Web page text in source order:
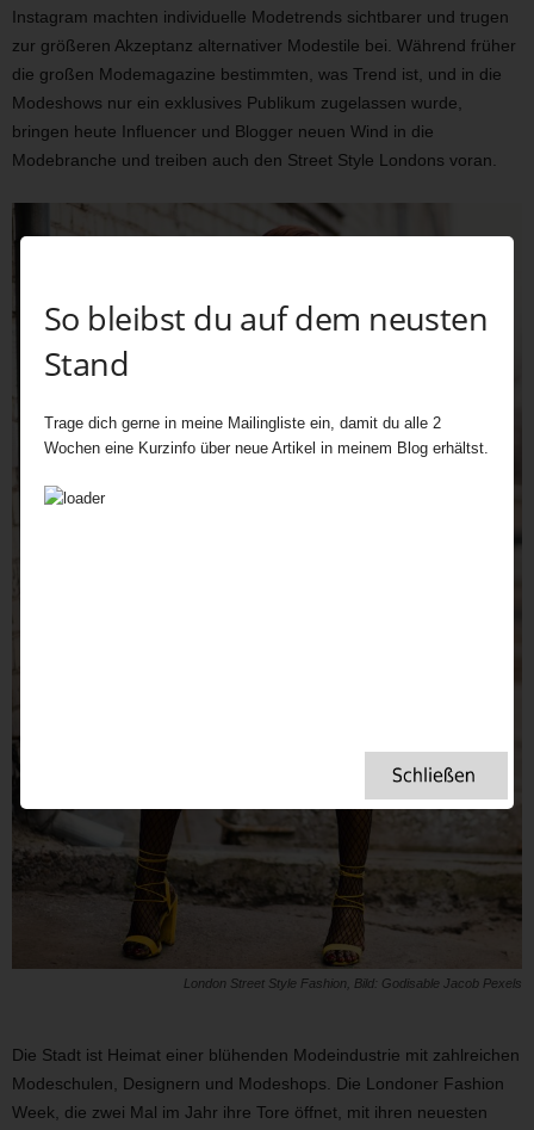
Instagram machten individuelle Modetrends sichtbarer und trugen
zur größeren Akzeptanz alternativer Modestile bei. Während früher
die großen Modemagazine bestimmten, was Trend ist, und in die
Modeshows nur ein exklusives Publikum zugelassen wurde,
bringen heute Influencer und Blogger neuen Wind in die
Modebranche und treiben auch den Street Style Londons voran.
London Street Style Fashion, Bild: Godisable Jacob Pexels
Die Stadt ist Heimat einer blühenden Modeindustrie mit zahlreichen
Modeschulen, Designern und Modeshops. Die Londoner Fashion
Week, die zwei Mal im Jahr ihre Tore öffnet, mit ihren neuesten
So bleibst du auf dem neusten
Stand
Trage dich gerne in meine Mailingliste ein, damit du alle 2
Wochen eine Kurzinfo über neue Artikel in meinem Blog erhältst.